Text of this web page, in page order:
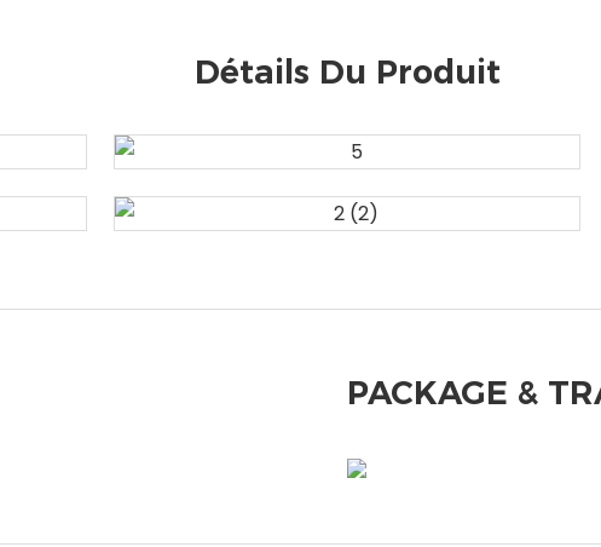
Détails Du Produit
PACKAGE &